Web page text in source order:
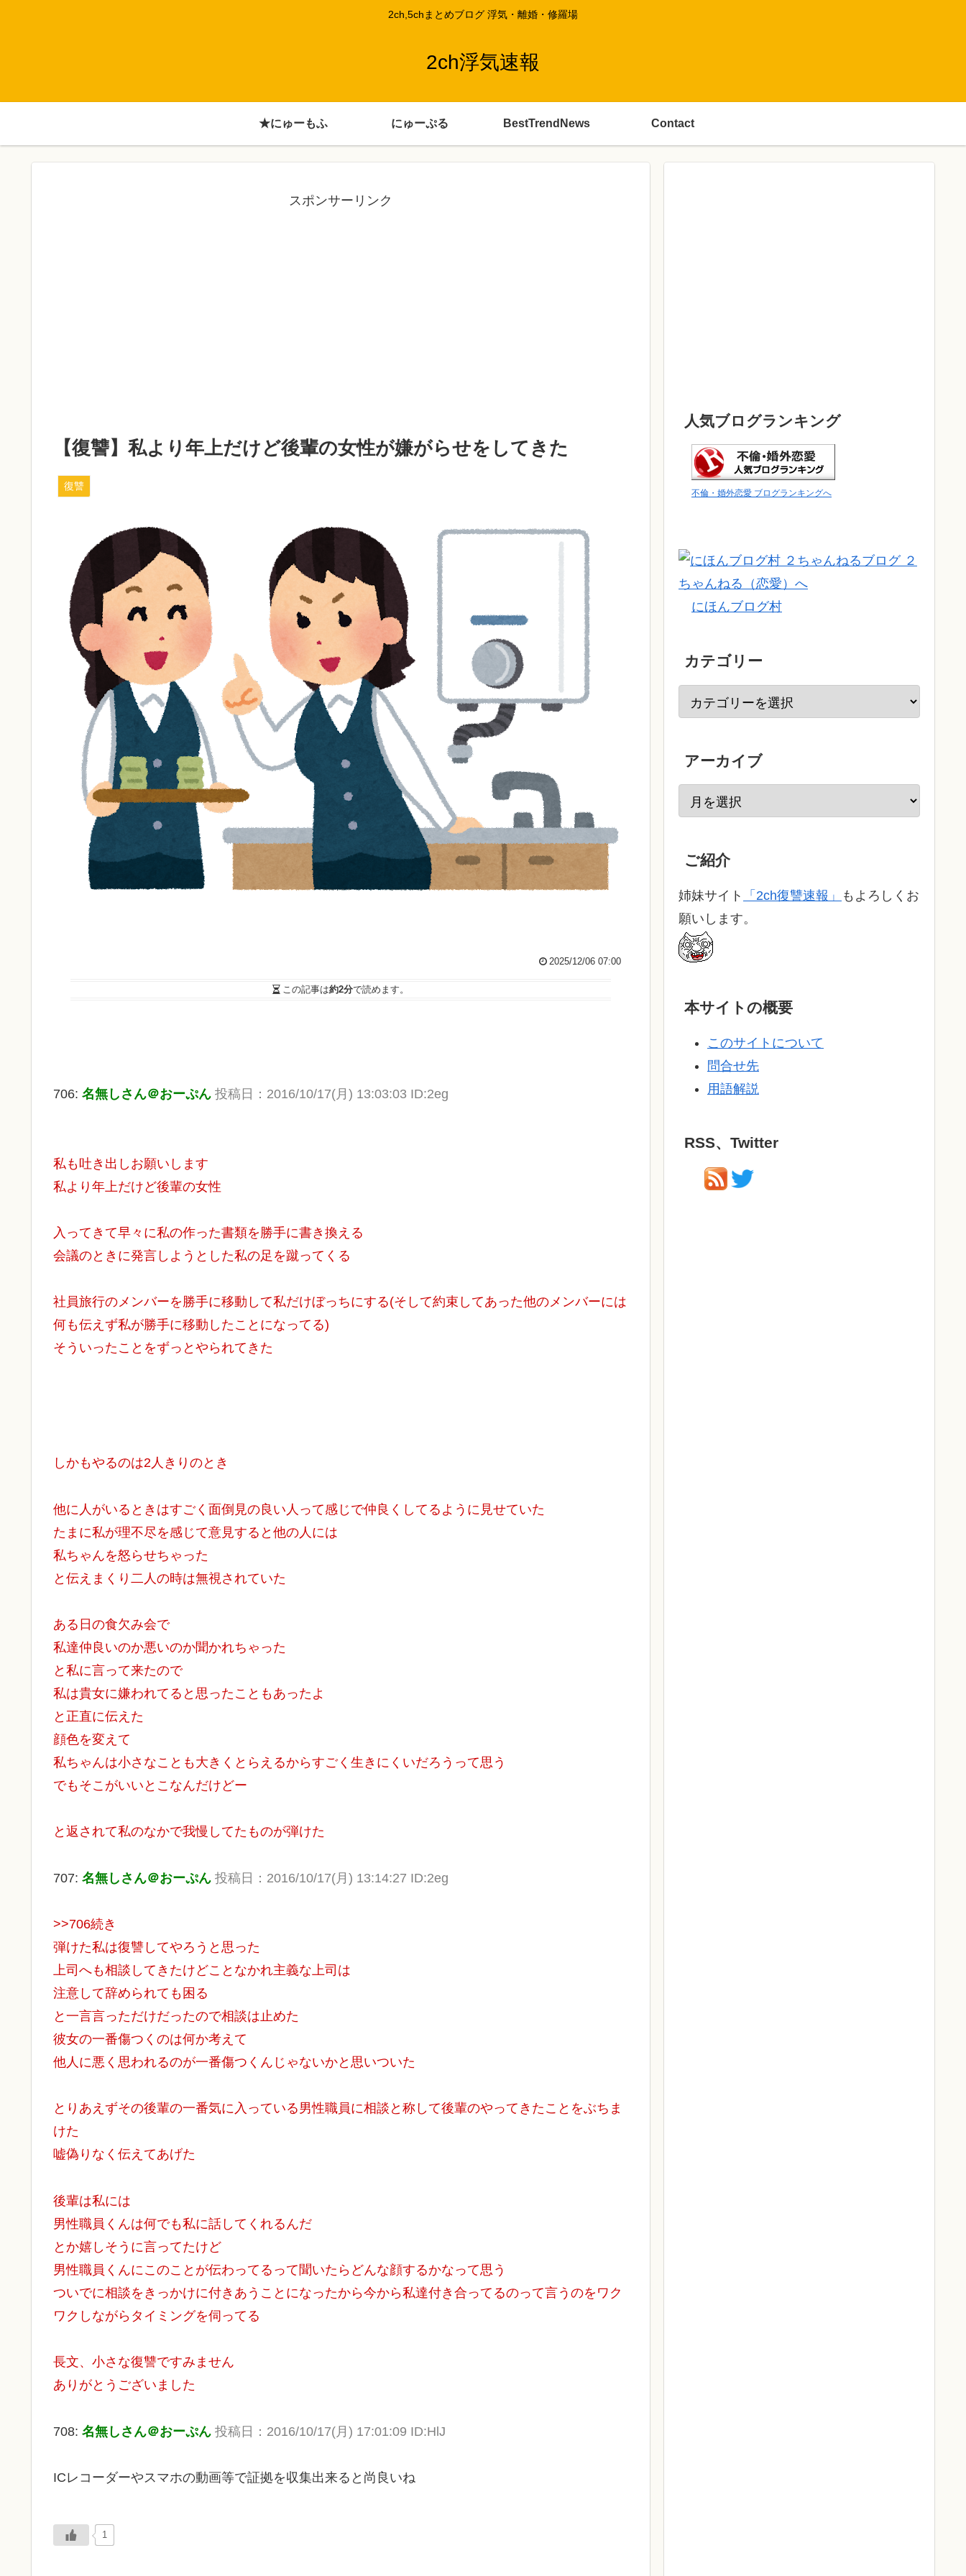
2ch,5chまとめブログ 浮気・離婚・修羅場
2ch浮気速報
★にゅーもふ にゅーぷる BestTrendNews Contact
スポンサーリンク
【復讐】私より年上だけど後輩の女性が嫌がらせをしてきた
復讐
2025/12/06 07:00
この記事は約2分で読めます。
706: 名無しさん＠おーぷん 投稿日：2016/10/17(月) 13:03:03 ID:2eg
私も吐き出しお願いします
私より年上だけど後輩の女性
入ってきて早々に私の作った書類を勝手に書き換える
会議のときに発言しようとした私の足を蹴ってくる
社員旅行のメンバーを勝手に移動して私だけぼっちにする(そして約束してあった他のメンバーには
何も伝えず私が勝手に移動したことになってる)
そういったことをずっとやられてきた
しかもやるのは2人きりのとき
他に人がいるときはすごく面倒見の良い人って感じで仲良くしてるように見せていた
たまに私が理不尽を感じて意見すると他の人には
私ちゃんを怒らせちゃった
と伝えまくり二人の時は無視されていた
ある日の食欠み会で
私達仲良いのか悪いのか聞かれちゃった
と私に言って来たので
私は貴女に嫌われてると思ったこともあったよ
と正直に伝えた
顔色を変えて
私ちゃんは小さなことも大きくとらえるからすごく生きにくいだろうって思う
でもそこがいいとこなんだけどー
と返されて私のなかで我慢してたものが弾けた
707: 名無しさん＠おーぷん 投稿日：2016/10/17(月) 13:14:27 ID:2eg
>>706続き
弾けた私は復讐してやろうと思った
上司へも相談してきたけどことなかれ主義な上司は
注意して辞められても困る
と一言言っただけだったので相談は止めた
彼女の一番傷つくのは何か考えて
他人に悪く思われるのが一番傷つくんじゃないかと思いついた
とりあえずその後輩の一番気に入っている男性職員に相談と称して後輩のやってきたことをぶちま
けた
嘘偽りなく伝えてあげた
後輩は私には
男性職員くんは何でも私に話してくれるんだ
とか嬉しそうに言ってたけど
男性職員くんにこのことが伝わってるって聞いたらどんな顔するかなって思う
ついでに相談をきっかけに付きあうことになったから今から私達付き合ってるのって言うのをワク
ワクしながらタイミングを伺ってる
長文、小さな復讐ですみません
ありがとうございました
708: 名無しさん＠おーぷん 投稿日：2016/10/17(月) 17:01:09 ID:HlJ
ICレコーダーやスマホの動画等で証拠を収集出来ると尚良いね
1
人気ブログランキング
不倫・婚外恋愛 ブログランキングへ
にほんブログ村
カテゴリー
アーカイブ
ご紹介
姉妹サイト 「2ch復讐速報」
もよろしくお
願いします。
本サイトの概要
このサイトについて
問合せ先
用語解説
RSS、Twitter